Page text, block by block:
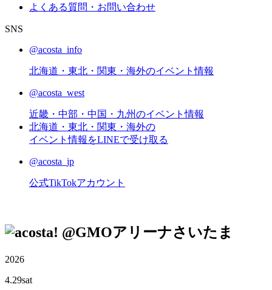
よくある質問・お問い合わせ
SNS
@acosta_info
北海道・東北・関東・海外のイベント情報
@acosta_west
近畿・中部・中国・九州のイベント情報
北海道・東北・関東・海外の
イベント情報をLINEで受け取る
@acosta_jp
公式TikTokアカウント
@GMOアリーナさいたま
2026
4.29sat